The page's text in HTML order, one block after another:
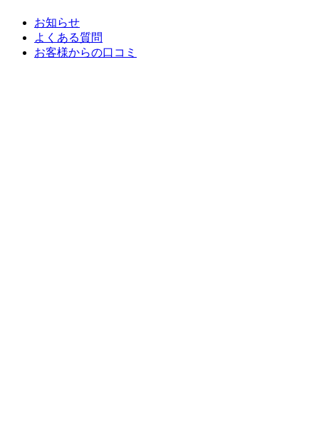
お知らせ
よくある質問
お客様からの口コミ